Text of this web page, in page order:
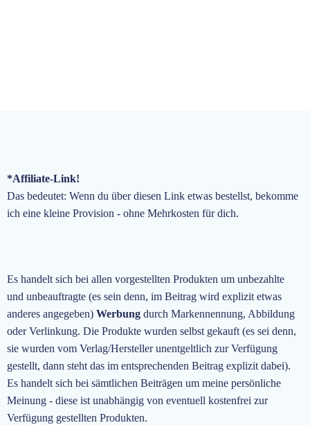
*Affiliate-Link!
Das bedeutet: Wenn du über diesen Link etwas bestellst, bekomme
ich eine kleine Provision - ohne Mehrkosten für dich.
Es handelt sich bei allen vorgestellten Produkten um unbezahlte
und unbeauftragte (es sein denn, im Beitrag wird explizit etwas
anderes angegeben) Werbung durch Markennennung, Abbildung
oder Verlinkung. Die Produkte wurden selbst gekauft (es sei denn,
sie wurden vom Verlag/Hersteller unentgeltlich zur Verfügung
gestellt, dann steht das im entsprechenden Beitrag explizit dabei).
Es handelt sich bei sämtlichen Beiträgen um meine persönliche
Meinung - diese ist unabhängig von eventuell kostenfrei zur
Verfügung gestellten Produkten.